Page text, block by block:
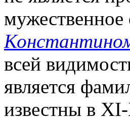
всей
является
известны в